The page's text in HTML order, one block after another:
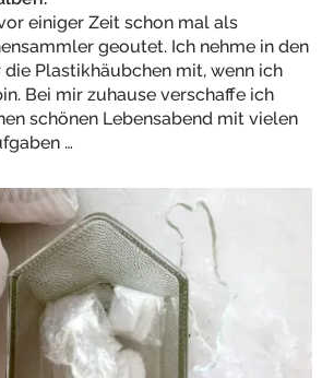
einiger Zeit schon mal als
geoutet. Ich nehme in den
Plastikhäubchen mit, wenn ich
Bei mir zuhause verschaffe ich
schönen Lebensabend mit vielen
…